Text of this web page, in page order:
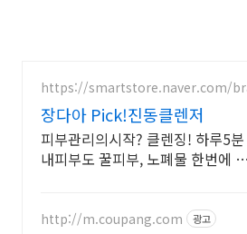
https://smartstore.naver.com/
장다아 Pick!진동클렌저
피부관리의시작? 클렌징! 하루5분
내피부도 꿀피부, 노폐물 한번에 딥
http://m.coupang.com 광고